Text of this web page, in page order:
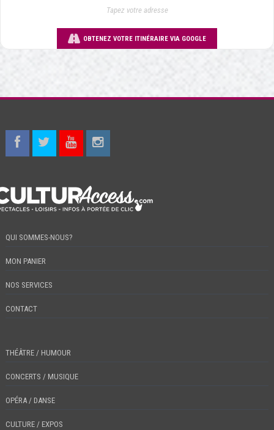
OBTENEZ VOTRE ITINÉRAIRE VIA GOOGLE
QUI SOMMES-NOUS?
MON PANIER
NOS SERVICES
CONTACT
THÉÂTRE / HUMOUR
CONCERTS / MUSIQUE
OPÉRA / DANSE
CULTURE / EXPOS